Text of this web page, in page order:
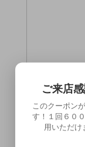
ご来店
このクーポン
す！１回６０
用いただけ